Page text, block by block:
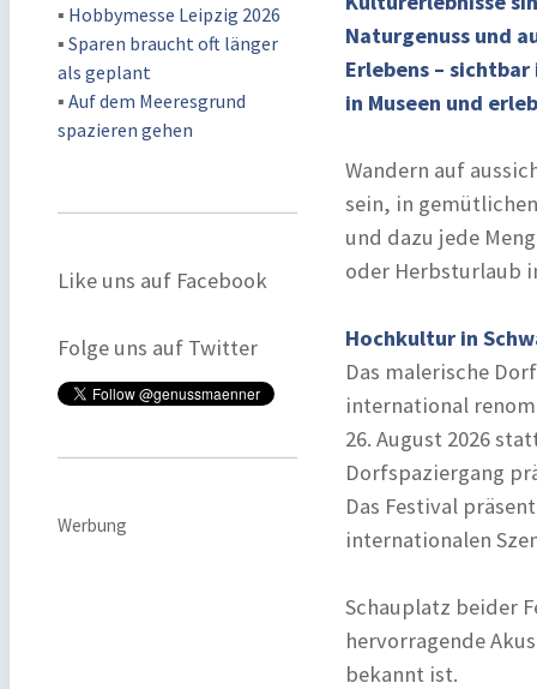
▪ Hobbymesse Leipzig 2026
▪ Sparen braucht oft länger
als geplant
▪ Auf dem Meeresgrund
spazieren gehen
Like uns auf Facebook
Folge uns auf Twitter
Werbung
Naturgenuss und
Erlebens –
in Museen und
Wandern auf
sein, in
und dazu jede
oder Herbsturlaub
Hochkultur in
Das malerische
international
26. August 2026
Dorfspaziergang
Das Festival
internationalen
Schauplatz beider
hervorragende
bekannt ist.